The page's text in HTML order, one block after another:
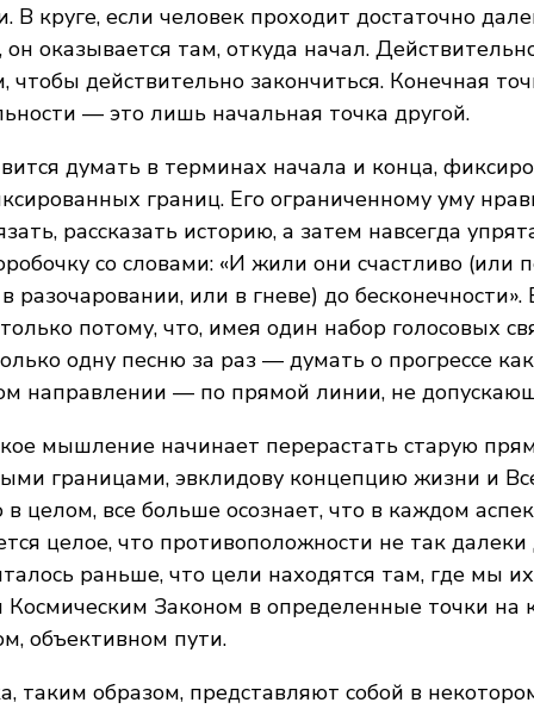
В круге, если человек проходит достаточно
оказывается там, откуда начал.
чтобы действительно закончиться. Конечная
— это лишь начальная точка другой.
думать в терминах начала и конца,
границ. Его ограниченному уму
рассказать историю, а затем навсегда
со словами: «И жили они счастливо (или
разочаровании, или в гневе) до бесконечности».
потому, что, имея один набор голосовых
одну песню за раз — думать о прогрессе
направлении — по прямой линии, не
мышление начинает перерастать старую
границами, эвклидову концепцию жизни и
в целом, все больше осознает, что в каждом
целое, что противоположности не так далеки
раньше, что цели находятся там, где мы
Законом в определенные точки на
объективном пути.
таким образом, представляют собой в